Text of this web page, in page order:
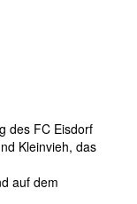
des FC Eisdorf
Kleinvieh, das
auf dem